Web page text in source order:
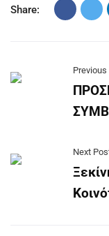
Share:
Next